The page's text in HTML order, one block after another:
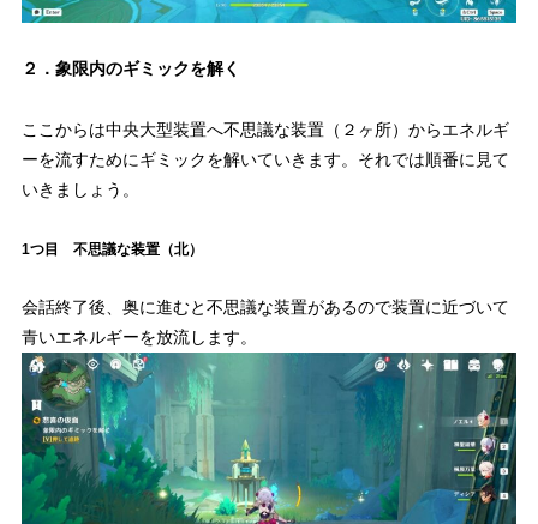
２．象限内のギミックを解く
ここからは中央大型装置へ不思議な装置（２ヶ所）からエネルギ
ーを流すためにギミックを解いていきます。それでは順番に見て
いきましょう。
1つ目 不思議な装置（北）
会話終了後、奥に進むと不思議な装置があるので装置に近づいて
青いエネルギーを放流します。